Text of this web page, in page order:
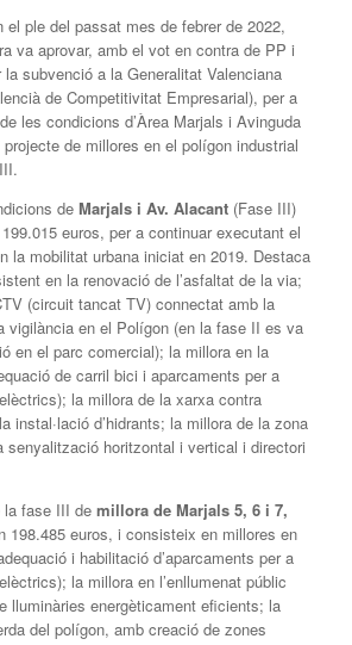
el ple del passat mes de febrer de 2022,
va aprovar, amb el vot en contra de PP i
la subvenció a la Generalitat Valenciana
de Competitivitat Empresarial), per a
les condicions d’Àrea Marjals i Avinguda
de millores en el polígon industrial
de Marjals i Av. Alacant (Fase III)
euros, per a continuar executant el
la mobilitat urbana iniciat en 2019. Destaca
en la renovació de l’asfaltat de la via;
(circuit tancat TV) connectat amb la
vigilància en el Polígon (en la fase II es va
en el parc comercial); la millora en la
de carril bici i aparcaments per a
la millora de la xarxa contra
instal·lació d’hidrants; la millora de la zona
senyalització horitzontal i vertical i directori
la fase III de millora de Marjals 5, 6 i 7,
198.485 euros, i consisteix en millores en
i habilitació d’aparcaments per a
la millora en l’enllumenat públic
lluminàries energèticament eficients; la
del polígon, amb creació de zones